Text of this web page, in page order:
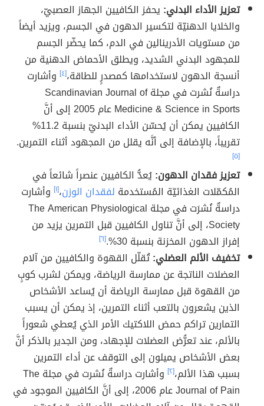
تعزيز الأداء البدني: يحفز الكافيين الجهاز العصبيّ،
والخلايا الدهنيّة لتكسير الدهون في الجسم، ويزيد أيضاً
من مستويات الأدرينالين في الدم، كما يحضّر الجسم
للمجهود البدني الشديد، ويطلق الأحماض الدهنية من
أنسجة الدهون لاستخدامها كمصدرٍ للطاقة،[٤] وأشارت
دراسةٌ نُشرت في مجلة Scandinavian Journal of
Medicine & Science in Sports عام 2005 إلى أنَّ
الكافيين يمكن أن يُحسّن الأداء البدنيّ بنسبة 11.2%
تقريباً، بالإضافة إلى أنَّه يقلل من المجهود أثناء التمرين.
[٥]
تعزيز فقدان الدهون:يُعدُّ الكافيين عنصراً شائعاً في
المُكمّلات الغذائيّة المُستخدمة لفقدان الوزن،[١] وأشارت
دراسةٌ نُشرَت في مجلة The American Physiological
Society، إلى أنَّ تناول الكافيين قبل التمرين يزيد من
إفراز الدهون المخزنة بنسبة 30%.
[٦]
تخفيف الألم العضلي:تُقلّل القهوة والكافيين من آلام
العضلات الناتجة عن ممارسة الرياضة، ويمكن لشرب كوبٍ
من القهوة قبل ممارسة الرياضة أن يُساعد الأشخاص
الذين يشعرون بالتعب أثناء التمرين، إذ يمكن أن يسبب
التمارين تراكم حمض اللاكتيك الأمر الذي يُعطي شعوراً
بالألم، عند تعرُّض العضلات للإجهاد، ومن الجدير بالذكر أنَّ
بعض الأشخاص يميلون إلى التوقف عن أداء التمرين
بسبب هذا الألم،[٢]
وأشارت دراسةٌ نُشرت في مجلة The
Journal of Pain عام 2006، إلى أنَّ الكافيين الموجود في